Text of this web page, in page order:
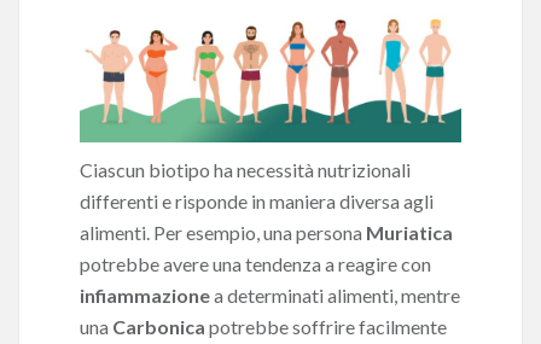
Ciascun biotipo ha necessità nutrizionali
differenti e risponde in maniera diversa agli
alimenti. Per esempio, una persona Muriatica
potrebbe avere una tendenza a reagire con
infiammazionea determinati alimenti, mentre
una Carbonica potrebbe soffrire facilmente